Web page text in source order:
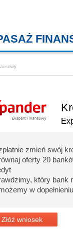
zmień swój
oferty 20
który bank
w
Złóż wniosek